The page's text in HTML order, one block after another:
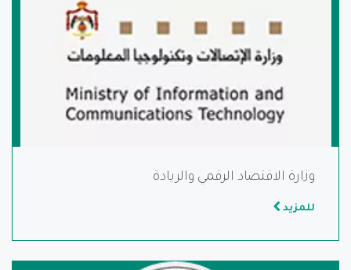
وزارة الاقتصاد الرقمي والريادة
للمزيد